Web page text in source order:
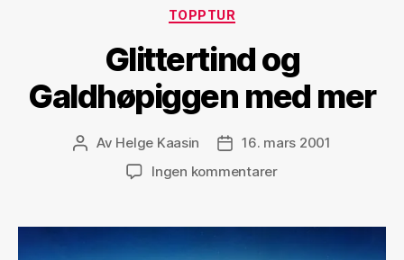
Kategorier
TOPPTUR
Glittertind og
Galdhøpiggen med mer
Innleggsforfatter
Av Helge Kaasin Publiseringsdato
16. mars 2001
Ingen kommentarertil
Galdhøpiggen